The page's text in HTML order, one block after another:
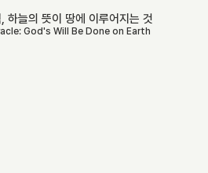
하늘의 뜻이 땅에 이루어지는 것
God's Will Be Done on Earth